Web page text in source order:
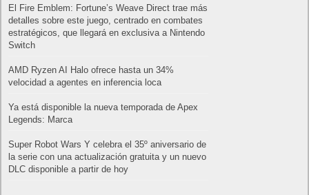
El Fire Emblem: Fortune’s Weave Direct trae más
detalles sobre este juego, centrado en combates
estratégicos, que llegará en exclusiva a Nintendo
Switch
AMD Ryzen AI Halo ofrece hasta un 34%
velocidad a agentes en inferencia loca
Ya está disponible la nueva temporada de Apex
Legends: Marca
Super Robot Wars Y celebra el 35º aniversario de
la serie con una actualización gratuita y un nuevo
DLC disponible a partir de hoy